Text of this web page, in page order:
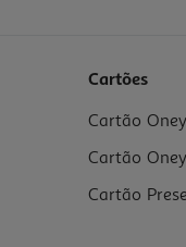
Cartões
Cartão
Cartão
Cartão